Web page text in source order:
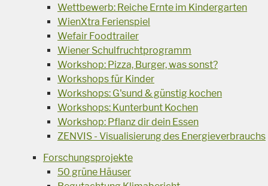
Wettbewerb: Reiche Ernte im Kindergarten
WienXtra Ferienspiel
Wefair Foodtrailer
Wiener Schulfruchtprogramm
Workshop: Pizza, Burger, was sonst?
Workshops für Kinder
Workshops: G'sund & günstig kochen
Workshops: Kunterbunt Kochen
Workshop: Pflanz dir dein Essen
ZENVIS - Visualisierung des Energieverbrauchs
Forschungsprojekte
50 grüne Häuser